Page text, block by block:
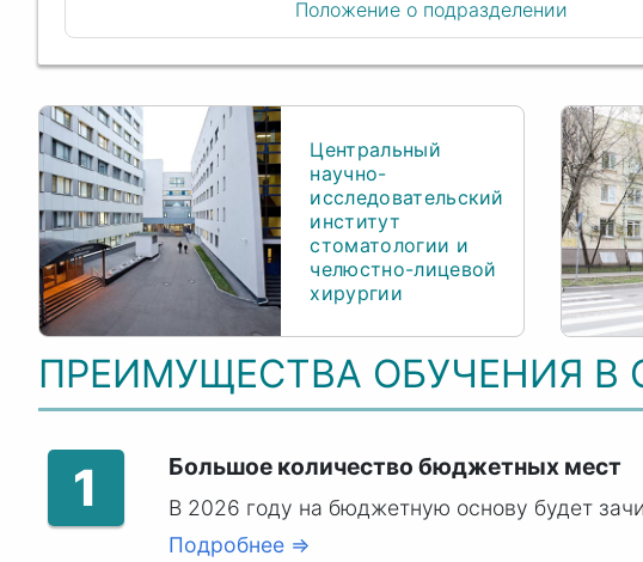
Положение о подразделении
Центральный
научно-
исследовательский
институт
стоматологии и
челюстно-лицевой
хирургии
ПРЕИМУЩЕСТВА ОБУЧЕНИЯ В
1 Большое количество бюджетных мест
В 2026 году на бюджетную основу будет
Подробнее ⇒